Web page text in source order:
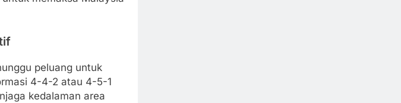
peluang untuk
4-4-2 atau 4-5-1
kedalaman area